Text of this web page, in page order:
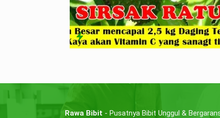
Rawa Bibit - Pusatnya Bibit Unggul &